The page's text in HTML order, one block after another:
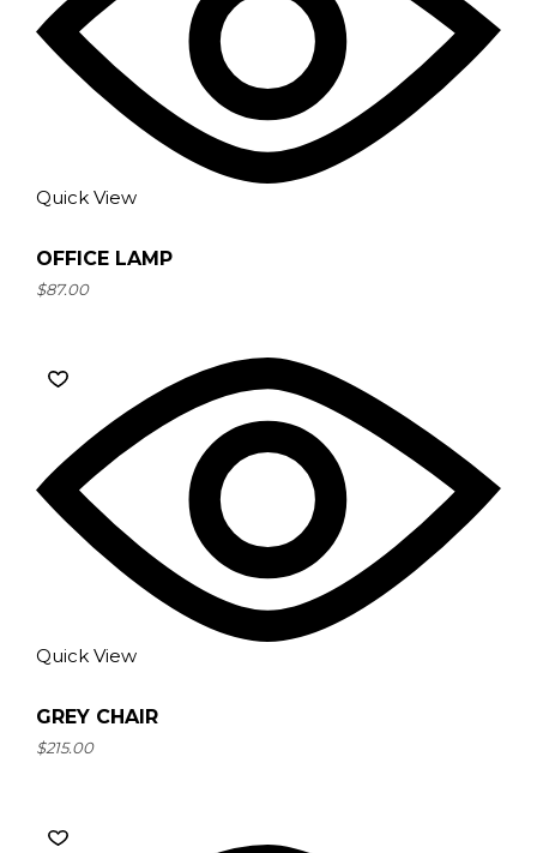
Quick View
OFFICE LAMP
$87.00
Quick View
GREY CHAIR
$215.00